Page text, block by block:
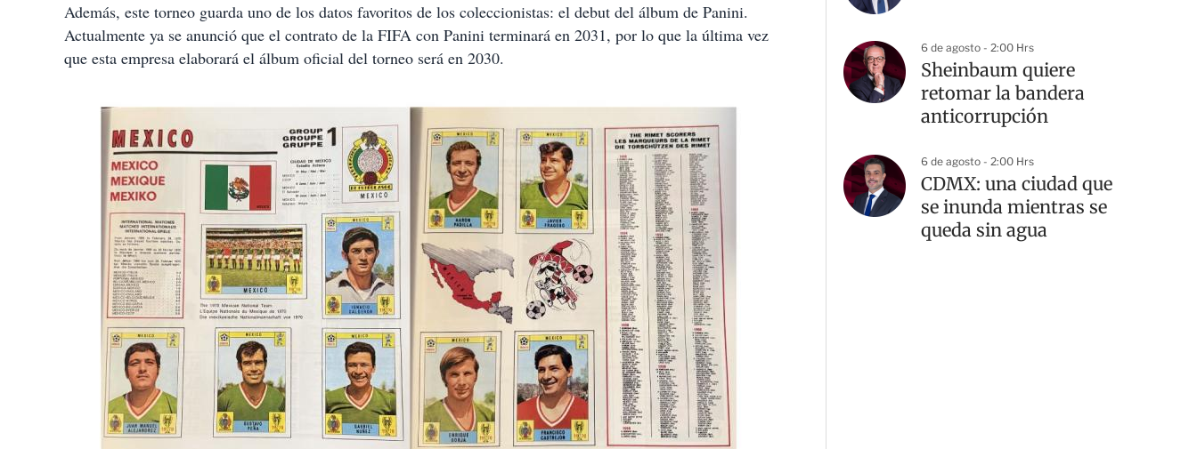
Además, este torneo guarda uno de los datos favoritos de los coleccionistas: el debut del álbum de Panini.
Actualmente ya se anunció que el contrato de la FIFA con Panini terminará en 2031, por lo que la última vez
que esta empresa elaborará el álbum oficial del torneo será en 2030.
6 de agosto - 2:00 Hrs
Sheinbaum quiere
retomar la bandera
anticorrupción
6 de agosto - 2:00 Hrs
CDMX: una ciudad que
se inunda mientras se
queda sin agua